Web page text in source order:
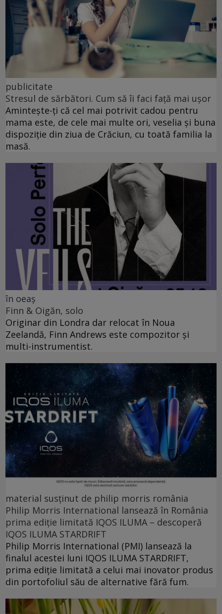
publicitate
Stresul de sărbători. Cum să îi faci față mai ușor
Amintește-ți că cel mai potrivit cadou pentru
mama este, de cele mai multe ori, veselia și buna
dispoziție din ziua de Crăciun, cu toată familia la
masă.
în oeaș
Finn & Oigăn, solo
Originar din Londra dar relocat în Noua
Zeelandă, Finn Andrews este compozitor și
multi-instrumentist.
material susținut de philip morris românia
Philip Morris International lansează în România
prima ediție limitată IQOS ILUMA – descoperă
IQOS ILUMA STARDRIFT
Philip Morris International (PMI) lansează la
finalul acestei luni IQOS ILUMA STARDRIFT,
prima ediție limitată a celui mai inovator produs
din portofoliul său de alternative fără fum.